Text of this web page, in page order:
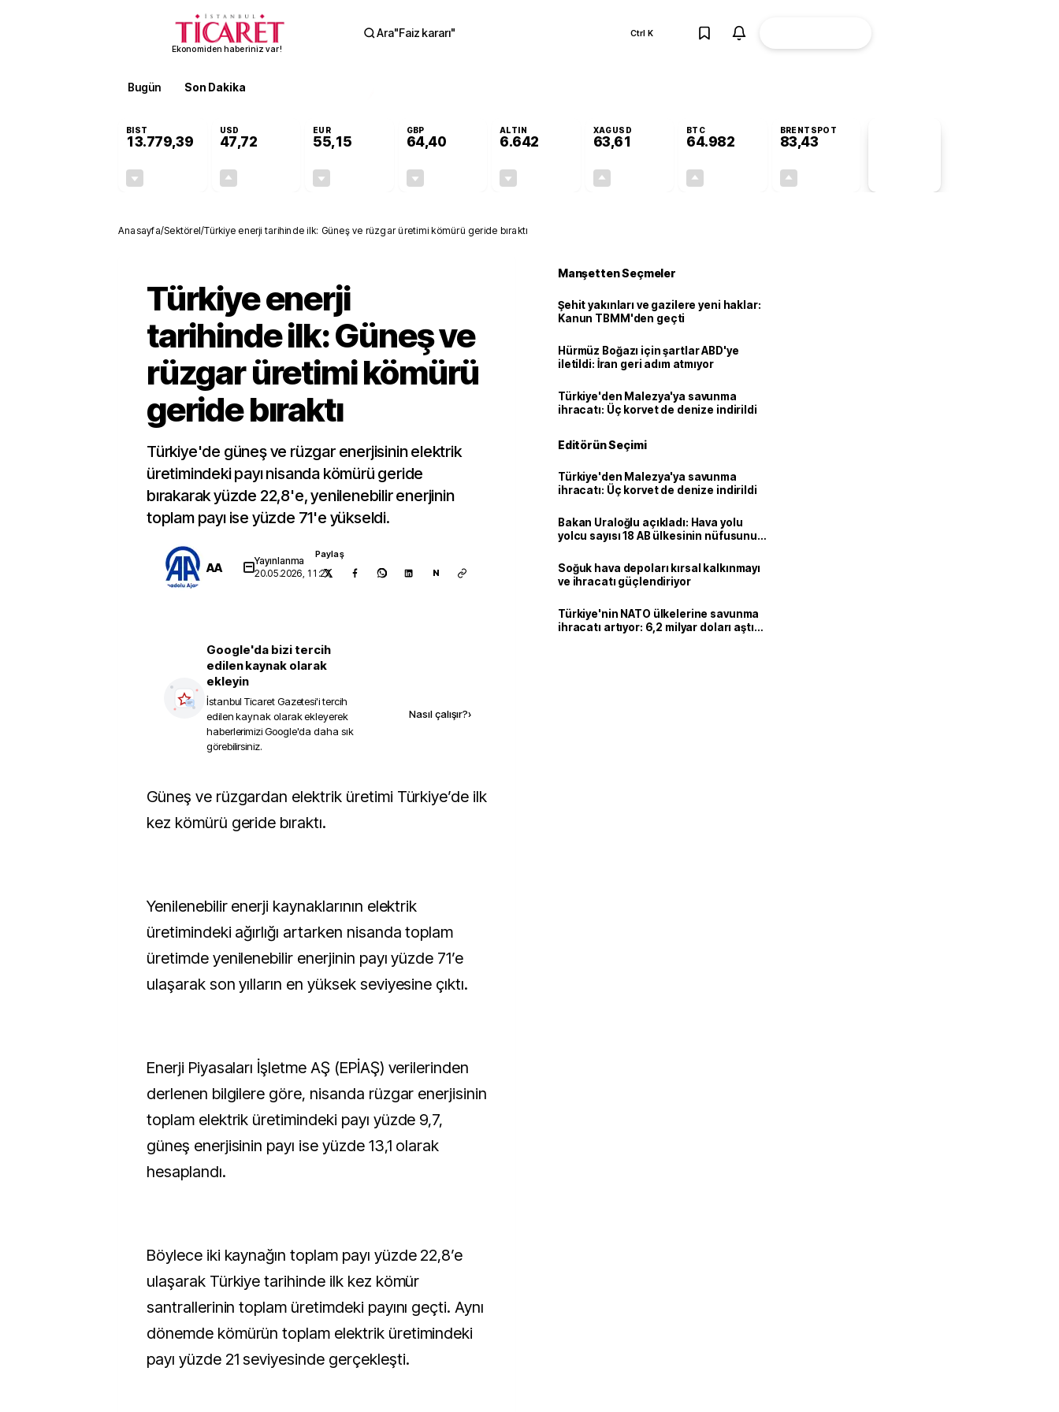
Ekonomiden haberiniz var!
Ara"Faiz kararı" Ctrl K
Bugün Son Dakika
BIST
13.779,39
USD
47,72
EUR
55,15
GBP
64,40
ALTIN
6.642
XAGUSD
63,61
BTC
64.982
BRENTSPOT
83,43
Anasayfa/Sektörel/Türkiye enerji tarihinde ilk: Güneş ve rüzgar üretimi kömürü geride bıraktı
Türkiye enerji
tarihinde ilk: Güneş ve
rüzgar üretimi kömürü
geride bıraktı
Türkiye'de güneş ve rüzgar enerjisinin elektrik
üretimindeki payı nisanda kömürü geride
bırakarak yüzde 22,8'e, yenilenebilir enerjinin
toplam payı ise yüzde 71'e yükseldi.
AA
Yayınlanma
20.05.2026, 11:27
Paylaş
N
Google'da bizi tercih
edilen kaynak olarak
ekleyin
İstanbul Ticaret Gazetesi'i tercih
edilen kaynak olarak ekleyerek
haberlerimizi Google'da daha sık
görebilirsiniz.
Nasıl çalışır?›
Güneş ve rüzgardan elektrik üretimi Türkiye’de ilk
kez kömürü geride bıraktı.
Yenilenebilir enerji kaynaklarının elektrik
üretimindeki ağırlığı artarken nisanda toplam
üretimde yenilenebilir enerjinin payı yüzde 71’e
ulaşarak son yılların en yüksek seviyesine çıktı.
Enerji Piyasaları İşletme AŞ (EPİAŞ) verilerinden
derlenen bilgilere göre, nisanda rüzgar enerjisinin
toplam elektrik üretimindeki payı yüzde 9,7,
güneş enerjisinin payı ise yüzde 13,1 olarak
hesaplandı.
Böylece iki kaynağın toplam payı yüzde 22,8’e
ulaşarak Türkiye tarihinde ilk kez kömür
santrallerinin toplam üretimdeki payını geçti. Aynı
dönemde kömürün toplam elektrik üretimindeki
payı yüzde 21 seviyesinde gerçekleşti.
Manşetten Seçmeler
Şehit yakınları ve gazilere yeni haklar:
Kanun TBMM'den geçti
Hürmüz Boğazı için şartlar ABD'ye
iletildi: İran geri adım atmıyor
Türkiye'den Malezya'ya savunma
ihracatı: Üç korvet de denize indirildi
Editörün Seçimi
Türkiye'den Malezya'ya savunma
ihracatı: Üç korvet de denize indirildi
Bakan Uraloğlu açıkladı: Hava yolu
yolcu sayısı 18 AB ülkesinin nüfusunu
Soğuk hava depoları kırsal kalkınmayı
ve ihracatı güçlendiriyor
Türkiye'nin NATO ülkelerine savunma
ihracatı artıyor: 6,2 milyar doları aştı